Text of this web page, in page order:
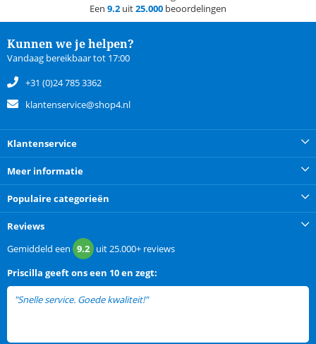
Een 9.2 uit25.000 beoordelingen
Kunnen we je helpen?
Vandaag bereikbaar tot 17:00
+31 (0)24 785 3362
klantenservice@shop4.nl
Klantenservice
Meer informatie
Populaire categorieën
Reviews
Gemiddeld een 9.2 uit25.000+ reviews
Priscilla geeft ons een 10 en zegt:
"Snelle service. Goede kwaliteit!"